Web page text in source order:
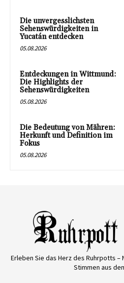
Die unvergesslichsten
Sehenswürdigkeiten in
Yucatán entdecken
05.08.2026
Entdeckungen in Wittmund:
Die Highlights der
Sehenswürdigkeiten
05.08.2026
Die Bedeutung von Mähren:
Herkunft und Definition im
Fokus
05.08.2026
Erleben Sie das Herz des Ruhrpotts –
Stimmen aus